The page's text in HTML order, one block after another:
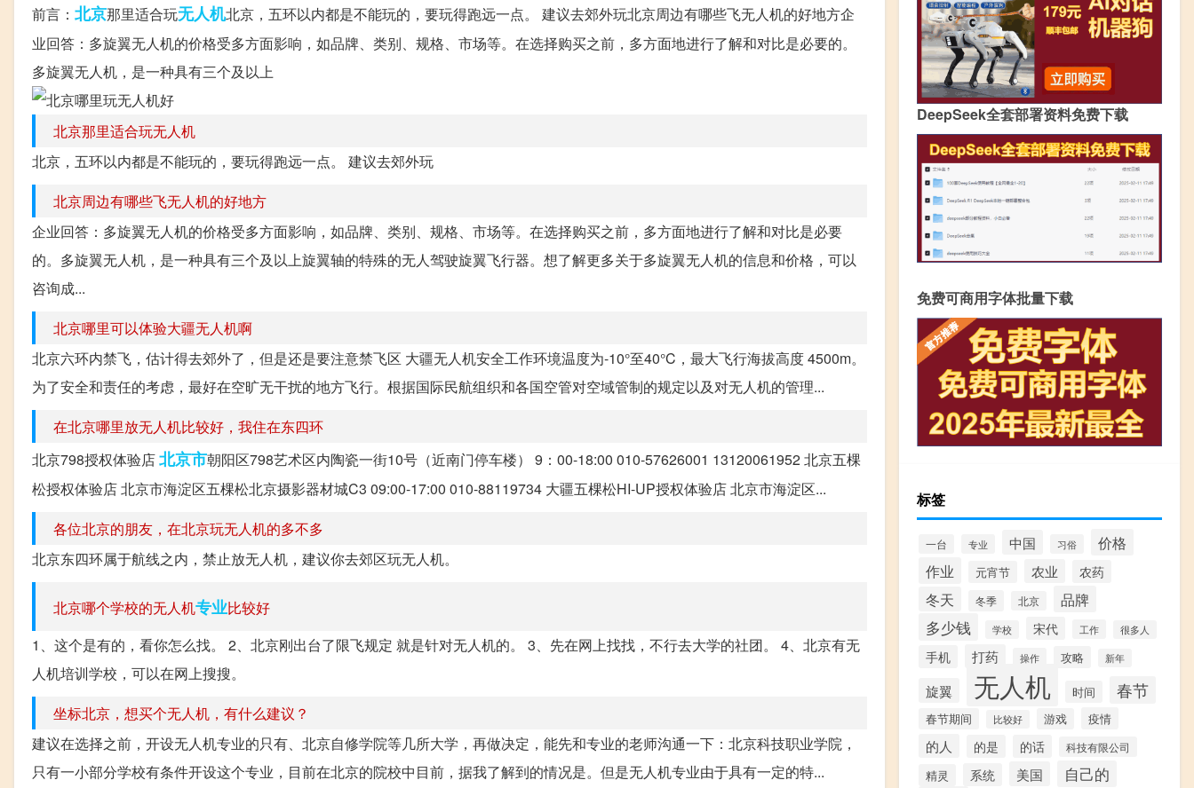
前言： 北京那里适合玩无人机北京，五环以内都是不能玩的，要玩得跑远一点。 建议去郊外玩北京周边有哪些飞无人机的好地方企
业回答：多旋翼无人机的价格受多方面影响，如品牌、类别、规格、市场等。在选择购买之前，多方面地进行了解和对比是必要的。
多旋翼无人机，是一种具有三个及以上
北京那里适合玩无人机
北京，五环以内都是不能玩的，要玩得跑远一点。 建议去郊外玩
北京周边有哪些飞无人机的好地方
企业回答：多旋翼无人机的价格受多方面影响，如品牌、类别、规格、市场等。在选择购买之前，多方面地进行了解和对比是必要
的。多旋翼无人机，是一种具有三个及以上旋翼轴的特殊的无人驾驶旋翼飞行器。想了解更多关于多旋翼无人机的信息和价格，可以
咨询成...
北京哪里可以体验大疆无人机啊
北京六环内禁飞，估计得去郊外了，但是还是要注意禁飞区 大疆无人机安全工作环境温度为-10°至40°C，最大飞行海拔高度 4500m。
为了安全和责任的考虑，最好在空旷无干扰的地方飞行。根据国际民航组织和各国空管对空域管制的规定以及对无人机的管理...
在北京哪里放无人机比较好，我住在东四环
北京798授权体验店北京市朝阳区798艺术区内陶瓷一街10号（近南门停车楼） 9：00-18:00 010-57626001 13120061952 北京五棵
松授权体验店 北京市海淀区五棵松北京摄影器材城C3 09:00-17:00 010-88119734 大疆五棵松HI-UP授权体验店 北京市海淀区...
各位北京的朋友，在北京玩无人机的多不多
北京东四环属于航线之内，禁止放无人机，建议你去郊区玩无人机。
北京哪个学校的无人机专业比较好
1、这个是有的，看你怎么找。 2、北京刚出台了限飞规定 就是针对无人机的。 3、先在网上找找，不行去大学的社团。 4、北京有无
人机培训学校，可以在网上搜搜。
坐标北京，想买个无人机，有什么建议？
建议在选择之前，开设无人机专业的只有、北京自修学院等几所大学，再做决定，能先和专业的老师沟通一下：北京科技职业学院，
只有一小部分学校有条件开设这个专业，目前在北京的院校中目前，据我了解到的情况是。但是无人机专业由于具有一定的特...
DeepSeek全套部署资料免费下载
免费可商用字体批量下载
标签
一台 专业 中国 习俗
价格
作业
元宵节 农业 农药
冬天 冬季 北京 品牌
多少钱 学校 宋代 工作 很多人
手机 打药 操作 攻略 新年
旋翼 无人机 时间 春节
春节期间 比较好 游戏 疫情
的人 的是 的话 科技有限公司
精灵 系统 美国 自己的